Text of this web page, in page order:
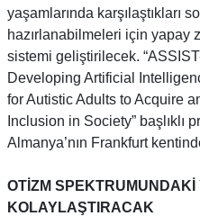
yaşamlarında karşılaştıkları
hazırlanabilmeleri için yapay
sistemi geliştirilecek.
Developing Artificial
for Autistic Adults to Acquire
Inclusion in Society” başlıklı
Almanya’nın Frankfurt
OTİZM SPEKTRUMUNDAKİ
KOLAYLAŞTIRACAK